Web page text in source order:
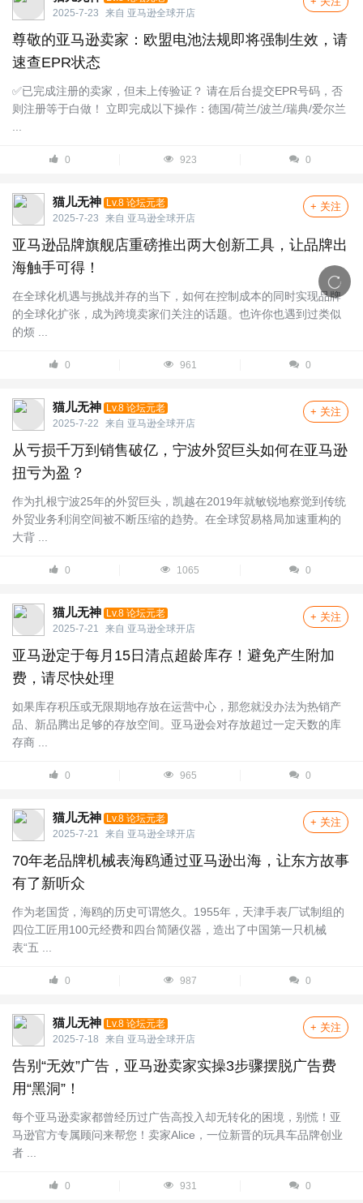
2025-7-23
来自 亚马逊全球开店
尊敬的亚马逊卖家：欧盟电池法规即将强制生效，请
速查EPR状态
✅已完成注册的卖家，但未上传验证？ 请在后台提交EPR号码，否
则注册等于白做！ 立即完成以下操作：德国/荷兰/波兰/瑞典/爱尔兰
...
0 923 0
猫儿无神 Lv.8 论坛元老
2025-7-23
来自 亚马逊全球开店
+ 关注
亚马逊品牌旗舰店重磅推出两大创新工具，让品牌出
海触手可得！
在全球化机遇与挑战并存的当下，如何在控制成本的同时实现品牌
的全球化扩张，成为跨境卖家们关注的话题。也许你也遇到过类似
的烦 ...
0 961 0
猫儿无神 Lv.8 论坛元老
2025-7-22
来自 亚马逊全球开店
+ 关注
从亏损千万到销售破亿，宁波外贸巨头如何在亚马逊
扭亏为盈？
作为扎根宁波25年的外贸巨头，凯越在2019年就敏锐地察觉到传统
外贸业务利润空间被不断压缩的趋势。在全球贸易格局加速重构的
大背 ...
0 1065 0
猫儿无神 Lv.8 论坛元老
2025-7-21
来自 亚马逊全球开店
+ 关注
亚马逊定于每月15日清点超龄库存！避免产生附加
费，请尽快处理
如果库存积压或无限期地存放在运营中心，那您就没办法为热销产
品、新品腾出足够的存放空间。亚马逊会对存放超过一定天数的库
存商 ...
0 965 0
猫儿无神 Lv.8 论坛元老
2025-7-21
来自 亚马逊全球开店
+ 关注
70年老品牌机械表海鸥通过亚马逊出海，让东方故事
有了新听众
作为老国货，海鸥的历史可谓悠久。1955年，天津手表厂试制组的
四位工匠用100元经费和四台简陋仪器，造出了中国第一只机械
表“五 ...
0 987 0
猫儿无神 Lv.8 论坛元老
2025-7-18
来自 亚马逊全球开店
+ 关注
告别“无效”广告，亚马逊卖家实操3步骤摆脱广告费
用“黑洞”！
每个亚马逊卖家都曾经历过广告高投入却无转化的困境，别慌！亚
马逊官方专属顾问来帮您！卖家Alice，一位新晋的玩具车品牌创业
者 ...
0 931 0